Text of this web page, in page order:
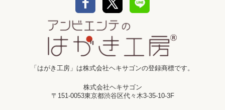
「はがき工房」は株式会社ヘキサゴンの登録商標です。
株式会社ヘキサゴン
〒151-0053東京都渋谷区代々木3-35-10-3F